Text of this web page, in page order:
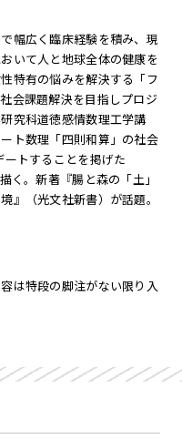
幅広く臨床経験を積み、現
いて人と地球全体の健康を
特有の悩みを解決する「フ
会課題解決を目指しプロジ
究科道徳感情数理工学講
ト数理「四則和算」の社会
トすることを掲げた
く。新著『腸と森の「土」
（光文社新書）が話題。
は特段の脚注がない限り入